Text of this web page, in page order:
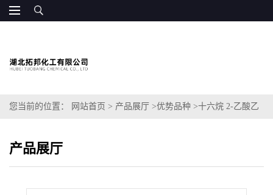
您当前的位置： 网站首页 > 产品展厅 >优势品种 >十六烷 2-乙酸乙
产品展厅